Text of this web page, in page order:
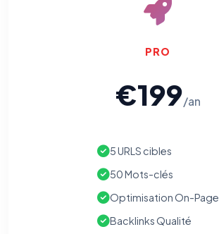
PRO
€199/an
5 URLS cibles
50 Mots-clés
Optimisation On-Page
Backlinks Qualité